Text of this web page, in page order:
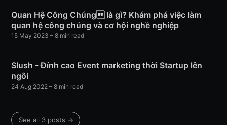
Quan Hệ Công Chúng là gì? Khám phá việc làm
quan hệ công chúng và cơ hội nghề nghiệp
15 May 2023 – 8 min read
Slush - Đỉnh cao Event marketing thời Startup lên
ngôi
24 Aug 2022 – 8 min read
See all 3 posts →